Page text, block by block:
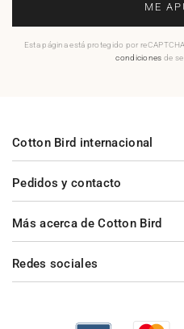
ME
Esta página está protegido por
condiciones de
Pedidos y contacto
Más acerca de Cotton Bird
Cotton Bird internacional
Redes sociales